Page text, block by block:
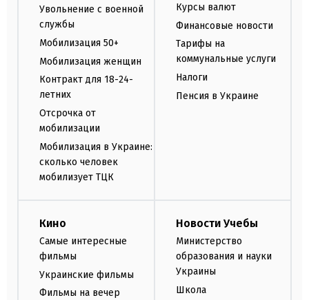
Увольнение с военной
службы
Мобилизация 50+
Мобилизация женщин
Контракт для 18-24-
летних
Отсрочка от
мобилизации
Мобилизация в Украине:
сколько человек
мобилизует ТЦК
Курсы валют
Финансовые новости
Тарифы на
коммунальные услуги
Налоги
Пенсия в Украине
Кино
Самые интересные
фильмы
Украинские фильмы
Фильмы на вечер
Новости Учебы
Министерство
образования и науки
Украины
Школа